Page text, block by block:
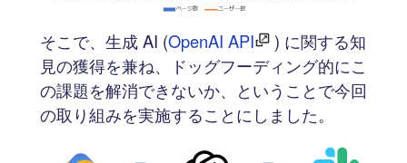
そこで、生成 AI (OpenAI API
) に関する知
見の獲得を兼ね、ドッグフーディング的にこ
の課題を解消できないか、ということで今回
の取り組みを実施することにしました。